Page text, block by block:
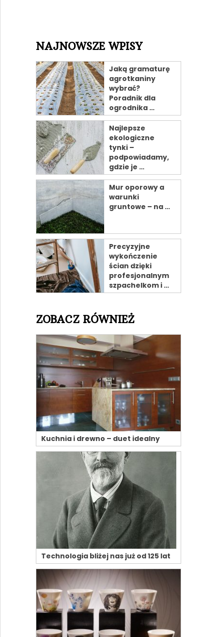
NAJNOWSZE WPISY
Jaką gramaturę
agrotkaniny
wybrać?
Poradnik dla
ogrodnika …
Najlepsze
ekologiczne
tynki –
podpowiadamy,
gdzie je …
Mur oporowy a
warunki
gruntowe – na …
Precyzyjne
wykończenie
ścian dzięki
profesjonalnym
szpachelkom i …
ZOBACZ RÓWNIEŻ
Kuchnia i drewno – duet idealny
Technologia bliżej nas już od 125 lat